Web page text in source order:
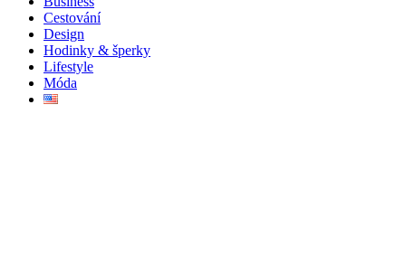
Cestování
Design
Hodinky & šperky
Lifestyle
Móda